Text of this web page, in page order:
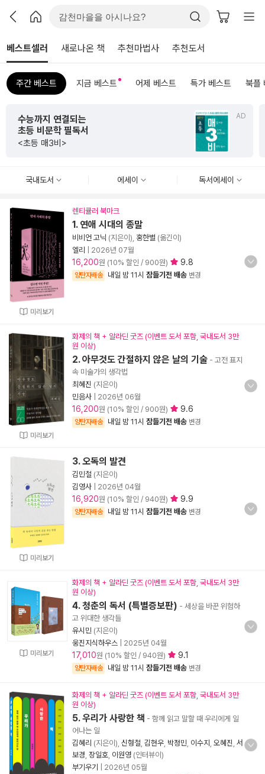
베스트셀러 새로나온 책 추천마법사 추천도서
주간 베스트 지금 베스트 어제 베스트 특가 베스트 북플
AD
수능까지 연결되는
초등 비문학 필독서
<초등 매3비>
국내도서 에세이 독서에세이
미리보기
렌티큘러 북마크
1. 연애 시대의 종말
비비언 고닉 (지은이), 홍한별 (옮긴이)
엘리
2026년 07월
16,200원 (10% 할인 / 900원) 9.8
양탄자배송 내일 밤 11시 잠들기전 배송 변경
미리보기
화제의 책 + 알라딘 굿즈 (이벤트 도서 포함, 국내도서 3만
원 이상)
2. 아무것도 간절하지 않은 날의 기술 - 고전 표지
속 미술가의 생각법
최혜진 (지은이)
민음사
2026년 06월
16,200원 (10% 할인 / 900원) 9.6
양탄자배송 내일 밤 11시 잠들기전 배송 변경
미리보기
3. 오독의 발견
김민철 (지은이)
김영사
2026년 04월
16,920원 (10% 할인 / 940원) 9.9
양탄자배송 내일 밤 11시 잠들기전 배송 변경
미리보기
화제의 책 + 알라딘 굿즈 (이벤트 도서 포함, 국내도서 3만
원 이상)
4. 청춘의 독서 (특별증보판) - 세상을 바꾼 위험하
고 위대한 생각들
유시민 (지은이)
웅진지식하우스
2025년 04월
17,010원 (10% 할인 / 940원) 9.1
양탄자배송 내일 밤 11시 잠들기전 배송 변경
화제의 책 + 알라딘 굿즈 (이벤트 도서 포함, 국내도서 3만
원 이상)
5. 우리가 사랑한 책 - 함께 읽고 말할 때 우리에게 일
어나는 일
김혜리 (지은이), 신형철 김현우 박정민 이수지 오혜진 서
보경 장일호 이원영 (인터뷰이)
부기우기
2026년 05월